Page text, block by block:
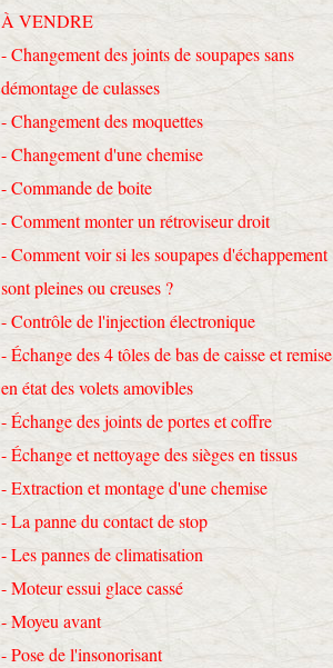
À VENDRE
- Changement des joints de soupapes sans
démontage de culasses
- Changement des moquettes
- Changement d'une chemise
- Commande de boite
- Comment monter un rétroviseur droit
- Comment voir si les soupapes d'échappement
sont pleines ou creuses ?
- Contrôle de l'injection électronique
- Échange des 4 tôles de bas de caisse et remise
en état des volets amovibles
- Échange des joints de portes et coffre
- Échange et nettoyage des sièges en tissus
- Extraction et montage d'une chemise
- La panne du contact de stop
- Les pannes de climatisation
- Moteur essui glace cassé
- Moyeu avant
- Pose de l'insonorisant